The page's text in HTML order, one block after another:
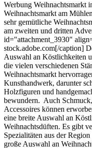
Werbung Weihnachtsmarkt
Weihnachtsmarkt am
sehr gemütliche
am zweiten und dritten
id="attachment_3930"
stock.adobe.com[/caption]
Auswahl an Köstlichkeiten
die vielen verschiedenen
Weihnachtsmarkt
Kunsthandwerk, darunter
Holzfiguren und
bewundern. Auch
Accessoires können
eine breite Auswahl an
Weihnachtsdüften. Es gibt
Spezialitäten aus der
große Auswahl an